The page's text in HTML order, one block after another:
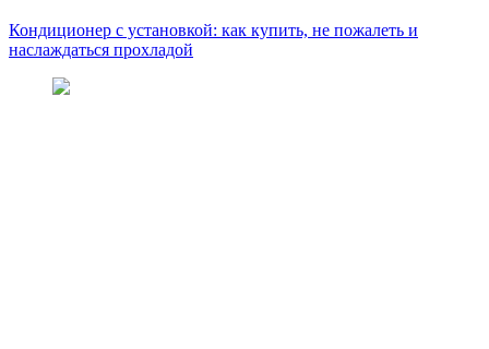
Кондиционер с установкой: как купить, не пожалеть и
наслаждаться прохладой